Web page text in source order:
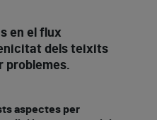
en el flux
dels teixits
problemes.
aspectes per